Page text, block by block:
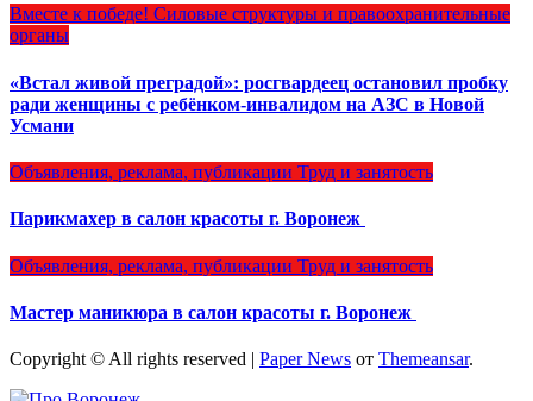
Вместе к победе! Силовые структуры и правоохранительные
органы
«Встал живой преградой»: росгвардеец остановил пробку
ради женщины с ребёнком-инвалидом на АЗС в Новой
Усмани
Объявления, реклама, публикации Труд и занятость
Парикмахер в салон красоты г. Воронеж
Объявления, реклама, публикации Труд и занятость
Мастер маникюра в салон красоты г. Воронеж
Copyright © All rights reserved | Paper News от Themeansar.